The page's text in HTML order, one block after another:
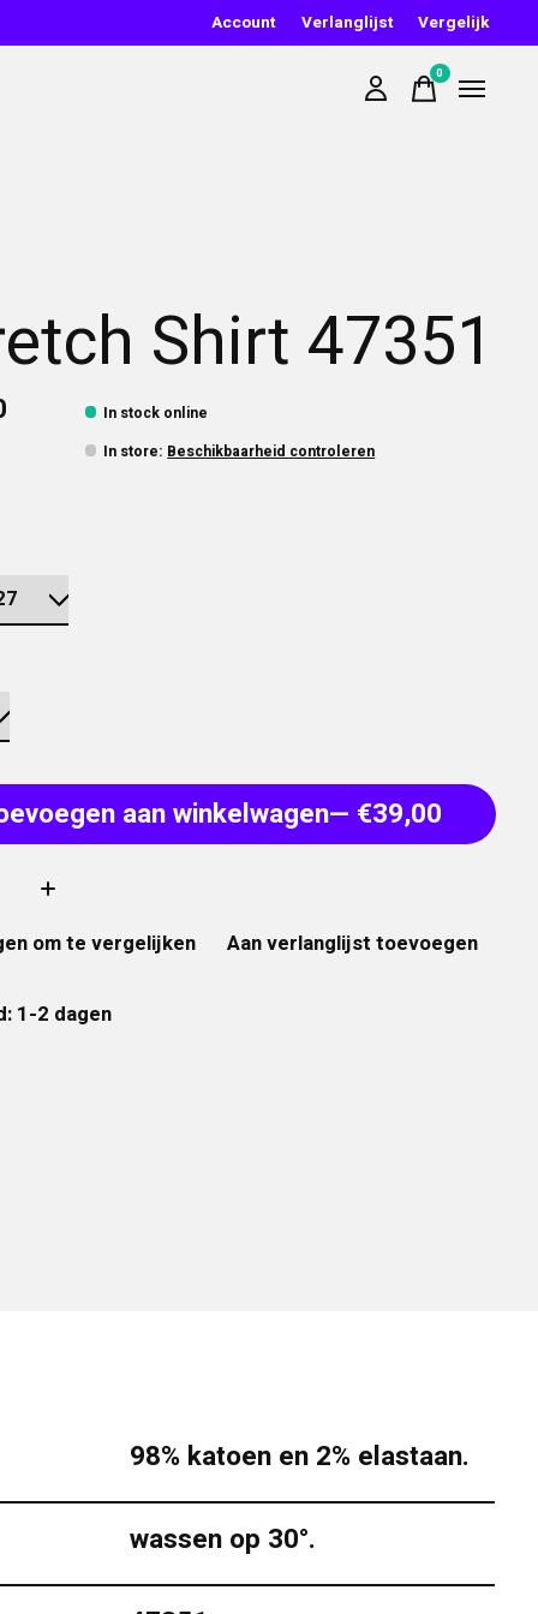
Account Verlanglijst Vergelijk
0items
Shirt 47351
In stock online
In store: Beschikbaarheid controleren
aan winkelwagen
— €39,00
om te vergelijken Aan verlanglijst toevoegen
1-2 dagen
98% katoen en 2% elastaan.
wassen op 30°.